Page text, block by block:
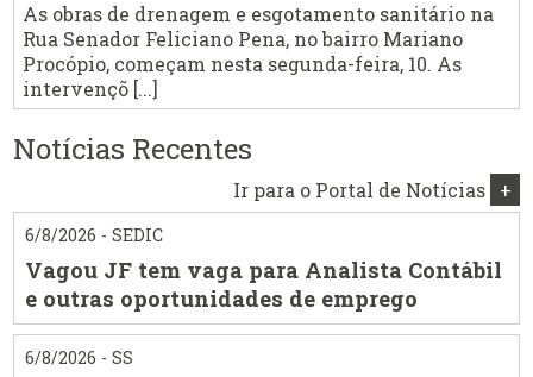
As obras de drenagem e esgotamento sanitário na
Rua Senador Feliciano Pena, no bairro Mariano
Procópio, começam nesta segunda-feira, 10. As
intervençõ [...]
Notícias Recentes
Ir para o Portal de Notícias +
6/8/2026 - SEDIC
Vagou JF tem vaga para Analista Contábil
e outras oportunidades de emprego
6/8/2026 - SS